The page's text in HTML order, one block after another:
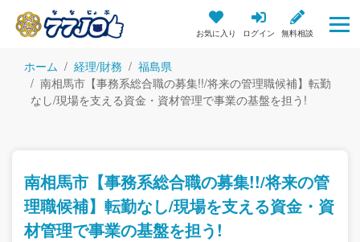
お気に入り ログイン 無料相談
ホーム 経理/財務
福島県
南相馬市【事務系総合職の募集!!/将来の管理職候補】転勤
なし/現場を支える資金・資材管理で事業の基盤を担う!
南相馬市【事務系総合職の募集!!/将来の管
理職候補】転勤なし/現場を支える資金・資
材管理で事業の基盤を担う!